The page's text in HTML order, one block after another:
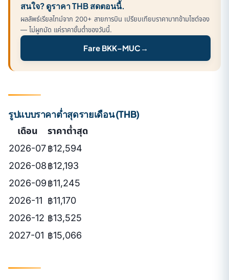
สนใจ? ดูราคา THB สดตอนนี้.
ผลลัพธ์เรียลไทม์จาก 200+ สายการบิน เปรียบเทียบราคาบาทข้ามไซต์จอง
— ไม่ผูกมัด แค่ราคาขั้นต่ำของวันนี้.
Fare BKK–MUC →
รูปแบบราคาต่ำสุดรายเดือน (THB)
เดือน
ราคาต่ำสุด
2026-07฿12,594
2026-08฿12,193
2026-09฿11,245
2026-11 ฿11,170
2026-12 ฿13,525
2027-01 ฿15,066